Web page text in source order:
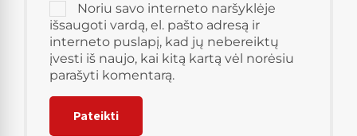
Noriu savo interneto naršyklėje
išsaugoti vardą, el. pašto adresą ir
interneto puslapį, kad jų nebereiktų
įvesti iš naujo, kai kitą kartą vėl norėsiu
parašyti komentarą.